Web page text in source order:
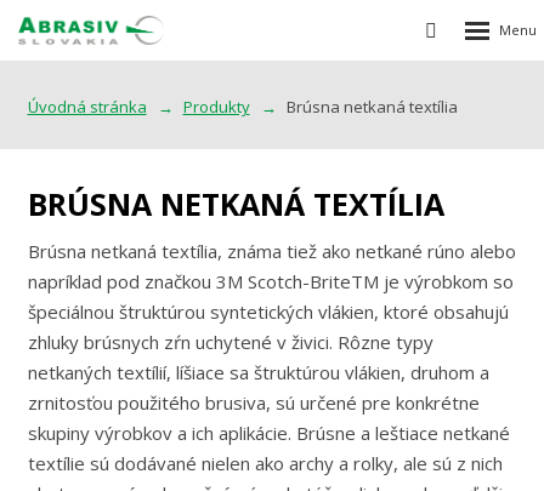
Vyhledávání
Rozbalení
menu
Úvodná stránka Produkty Brúsna netkaná textília
BRÚSNA NETKANÁ TEXTÍLIA
Brúsna netkaná textília, známa tiež ako netkané rúno alebo
napríklad pod značkou 3M Scotch-BriteTM je výrobkom so
špeciálnou štruktúrou syntetických vlákien, ktoré obsahujú
zhluky brúsnych zŕn uchytené v živici. Rôzne typy
netkaných textílií, líšiace sa štruktúrou vlákien, druhom a
zrnitosťou použitého brusiva, sú určené pre konkrétne
skupiny výrobkov a ich aplikácie. Brúsne a leštiace netkané
textílie sú dodávané nielen ako archy a rolky, ale sú z nich